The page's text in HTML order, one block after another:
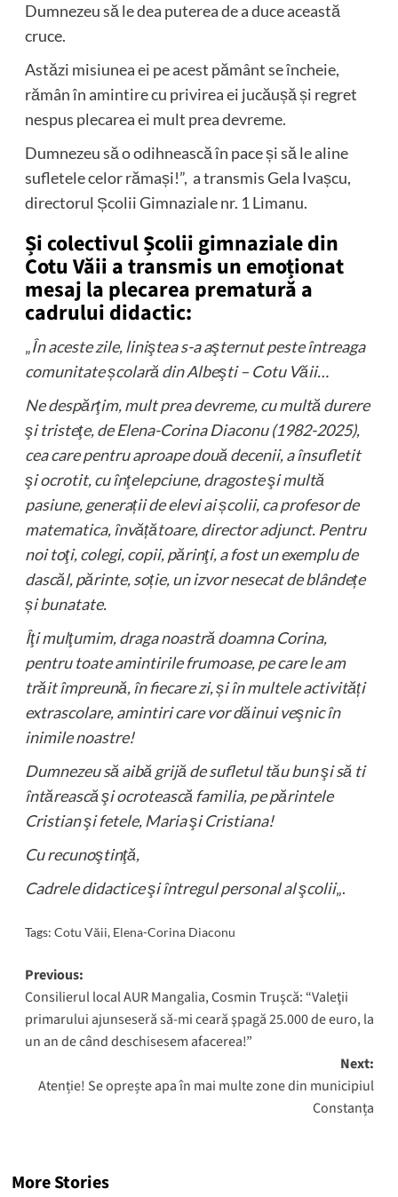
Dumnezeu să le dea puterea de a duce această
cruce.
Astăzi misiunea ei pe acest pământ se încheie,
rămân în amintire cu privirea ei jucăușă și regret
nespus plecarea ei mult prea devreme.
Dumnezeu să o odihnească în pace și să le aline
sufletele celor rămași!”, a transmis Gela Ivașcu,
directorul Școlii Gimnaziale nr. 1 Limanu.
Și colectivul Școlii gimnaziale din
Cotu Văii a transmis un emoționat
mesaj la plecarea prematură a
cadrului didactic:
„În aceste zile, liniştea s-a aşternut peste întreaga
comunitate școlară din Albeşti – Cotu Văii…
Ne despărţim, mult prea devreme, cu multă durere
şi tristeţe, de Elena-Corina Diaconu (1982-2025),
cea care pentru aproape două decenii, a însufletit
şi ocrotit, cu înţelepciune, dragoste şi multă
pasiune, generații de elevi ai școlii, ca profesor de
matematica, învățătoare, director adjunct. Pentru
noi toţi, colegi, copii, părinţi, a fost un exemplu de
dascăl, părinte, soție, un izvor nesecat de blândețe
și bunatate.
Îţi mulţumim, draga noastră doamna Corina,
pentru toate amintirile frumoase, pe care le am
trăit împreună, în fiecare zi, și în multele activități
extrascolare, amintiri care vor dăinui veşnic în
inimile noastre!
Dumnezeu să aibă grijă de sufletul tău bun şi să ti
întărească şi ocrotească familia, pe părintele
Cristian şi fetele, Maria şi Cristiana!
Cu recunoştinţă,
Cadrele didactice şi întregul personal al şcolii„.
Tags: Cotu Văii, Elena-Corina Diaconu
Post
navigation
Previous:
Consilierul local AUR Mangalia, Cosmin Truşcă: “Valeţii
primarului ajunseseră să-mi ceară şpagă 25.000 de euro, la
un an de când deschisesem afacerea!”
Next:
Atenție! Se oprește apa în mai multe zone din municipiul
Constanța
More Stories